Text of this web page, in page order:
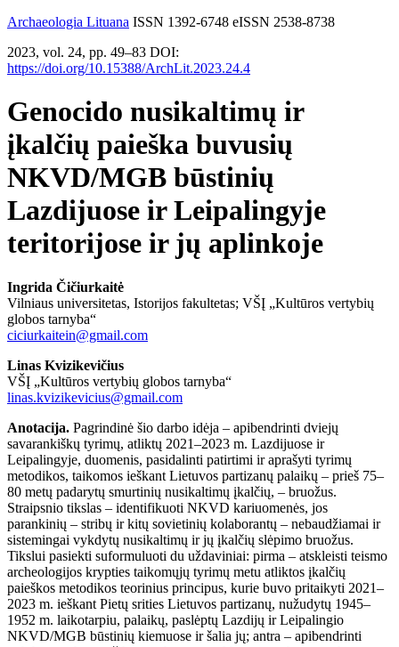
Archaeologia Lituana ISSN 1392-6748 eISSN 2538-8738
2023, vol. 24, pp. 49–83 DOI:
https://doi.org/10.15388/ArchLit.2023.24.4
Genocido nusikaltimų ir
įkalčių paieška buvusių
NKVD/MGB būstinių
Lazdijuose ir Leipalingyje
teritorijose ir jų aplinkoje
Ingrida Čičiurkaitė
Vilniaus universitetas, Istorijos fakultetas; VŠĮ „Kultūros vertybių
globos tarnyba“
ciciurkaitein@gmail.com
Linas Kvizikevičius
VŠĮ „Kultūros vertybių globos tarnyba“
linas.kvizikevicius@gmail.com
Anotacija. Pagrindinė šio darbo idėja – apibendrinti dviejų
savarankiškų tyrimų, atliktų 2021–2023 m. Lazdijuose ir
Leipalingyje, duomenis, pasidalinti patirtimi ir aprašyti tyrimų
metodikos, taikomos ieškant Lietuvos partizanų palaikų – prieš 75–
80 metų padarytų smurtinių nusikaltimų įkalčių, – bruožus.
Straipsnio tikslas – identifikuoti NKVD kariuomenės, jos
parankinių – stribų ir kitų sovietinių kolaborantų – nebaudžiamai ir
sistemingai vykdytų nusikaltimų ir jų įkalčių slėpimo bruožus.
Tikslui pasiekti suformuluoti du uždaviniai: pirma – atskleisti teismo
archeologijos krypties taikomųjų tyrimų metu atliktos įkalčių
paieškos metodikos teorinius principus, kurie buvo pritaikyti 2021–
2023 m. ieškant Pietų srities Lietuvos partizanų, nužudytų 1945–
1952 m. laikotarpiu, palaikų, paslėptų Lazdijų ir Leipalingio
NKVD/MGB būstinių kiemuose ir šalia jų; antra – apibendrinti